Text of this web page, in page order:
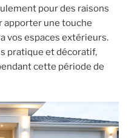
pour des raisons
apporter une touche
vos espaces extérieurs.
pratique et décoratif,
cette période de